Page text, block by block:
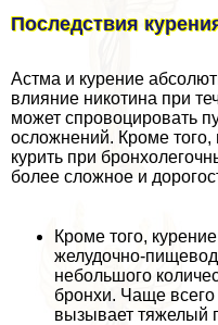
Последствия
Астма и курение
влияние никотина при
может спровоцировать
осложнений. Кроме
курить при
более сложное и
Кроме того,
желудочно-
небольшого
бронхи. Чаще
вызывает тяжелый